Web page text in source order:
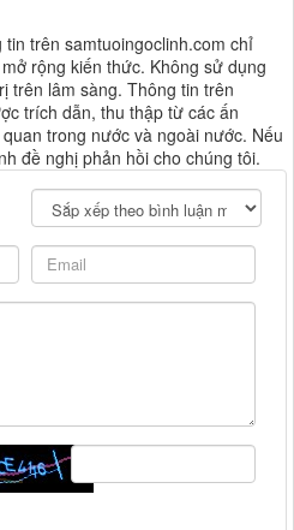
tin trên samtuoingoclinh.com chỉ
rộng kiến thức. Không sử dụng
trên lâm sàng. Thông tin trên
trích dẫn, thu thập từ các ấn
trong nước và ngoài nước. Nếu
đề nghị phản hồi cho chúng tôi.